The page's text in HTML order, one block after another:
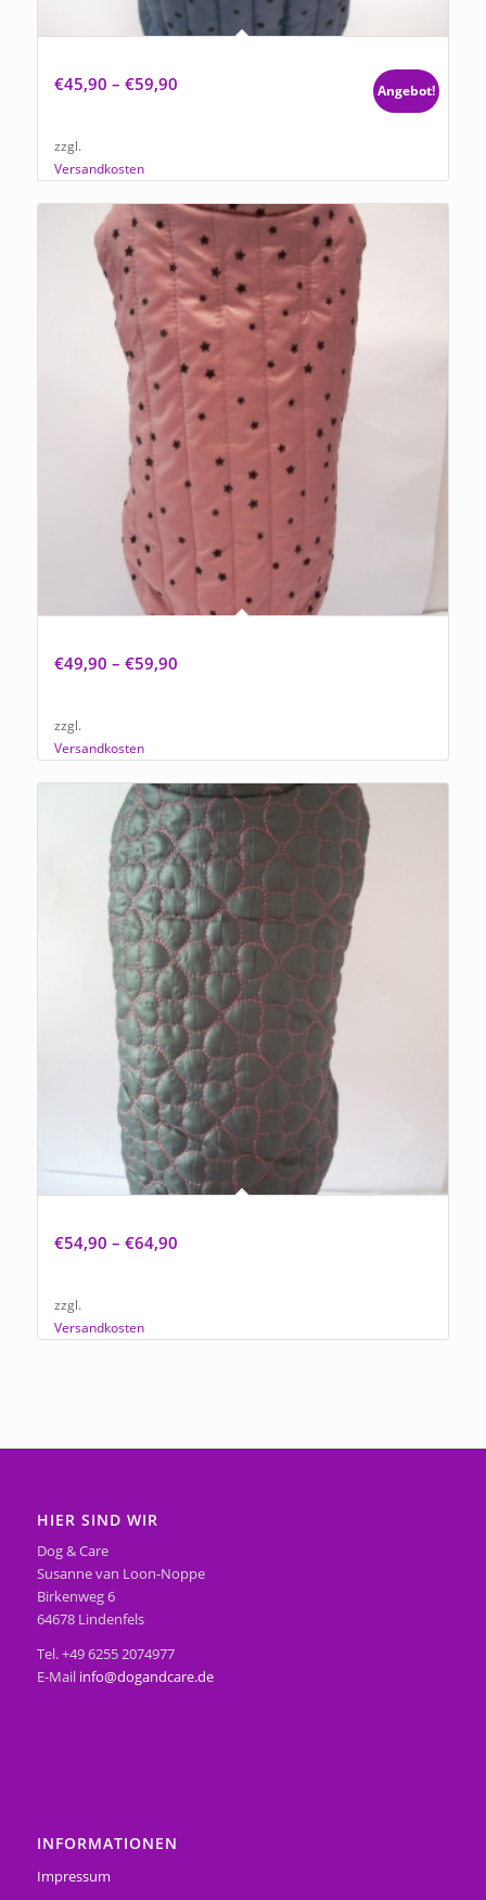
€45,90 – €59,90 Angebot!
zzgl.
Versandkosten
€49,90 – €59,90
zzgl.
Versandkosten
€54,90 – €64,90
zzgl.
Versandkosten
HIER SIND WIR
Dog & Care
Susanne van Loon-Noppe
Birkenweg 6
64678 Lindenfels
Tel. +49 6255 2074977
E-Mail info@dogandcare.de
INFORMATIONEN
Impressum